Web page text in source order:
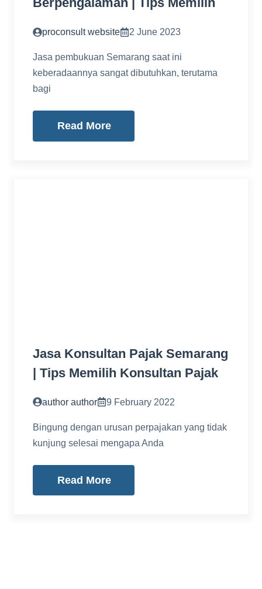
proconsult website 2 June 2023
Jasa pembukuan Semarang saat ini
keberadaannya sangat dibutuhkan, terutama
bagi
Read More
Jasa Konsultan Pajak Semarang
| Tips Memilih Konsultan Pajak
author author 9 February 2022
Bingung dengan urusan perpajakan yang tidak
kunjung selesai mengapa Anda
Read More